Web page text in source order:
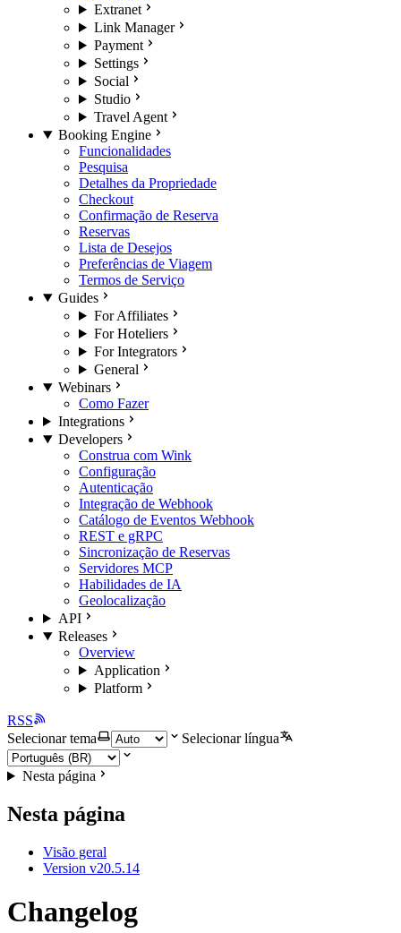
Extranet
Link Manager
Payment
Settings
Social
Studio
Travel Agent
Booking Engine
Funcionalidades
Pesquisa
Detalhes da Propriedade
Checkout
Confirmação de Reserva
Reservas
Lista de Desejos
Preferências de Viagem
Termos de Serviço
Guides
For Affiliates
For Hoteliers
For Integrators
General
Webinars
Como Fazer
Integrations
Developers
Construa com Wink
Configuração
Autenticação
Integração de Webhook
Catálogo de Eventos Webhook
REST e gRPC
Sincronização de Reservas
Servidores MCP
Habilidades de IA
Geolocalização
API
Releases
Overview
Application
Platform
RSS
Selecionar tema
Selecionar língua
Nesta página
Nesta página
Visão geral
Version v20.5.14
Changelog